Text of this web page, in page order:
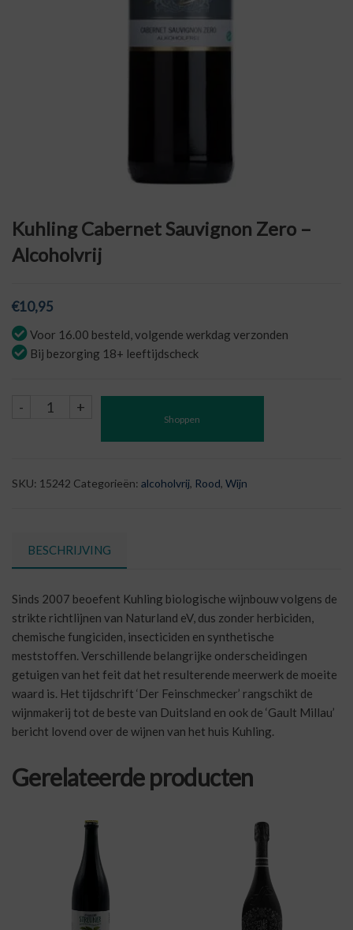
Kuhling Cabernet Sauvignon Zero –
Alcoholvrij
€10,95
Voor 16.00 besteld, volgende werkdag verzonden
Bij bezorging 18+ leeftijdscheck
-
Kuhling
-
+
Shoppen
SKU: 15242 Categorieën: alcoholvrij, Rood, Wijn
BESCHRIJVING
Sinds 2007 beoefent Kuhling biologische wijnbouw volgens de
strikte richtlijnen van Naturland eV, dus zonder herbiciden,
chemische fungiciden, insecticiden en synthetische
meststoffen. Verschillende belangrijke onderscheidingen
getuigen van het feit dat het resulterende meerwerk de moeite
waard is. Het tijdschrift ‘Der Feinschmecker’ rangschikt de
wijnmakerij tot de beste van Duitsland en ook de ‘Gault Millau’
bericht lovend over de wijnen van het huis Kuhling.
Gerelateerde producten